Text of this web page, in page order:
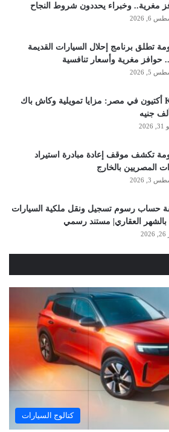
مغرية.. وخبراء يحددون شروط النجاح
6, 2026
تطلق برنامج إحلال السيارات القديمة
حوافز مغرية وأسعار تنافسية
5, 2026
KGM أكتيون في مصر: مزايا تمويلية وكاش باك
تكشف موقف إعادة مبادرة استيراد
المصريين بالخارج
3, 2026
حساب رسوم تسجيل ونقل ملكية السيارات
كتالوج السيارات